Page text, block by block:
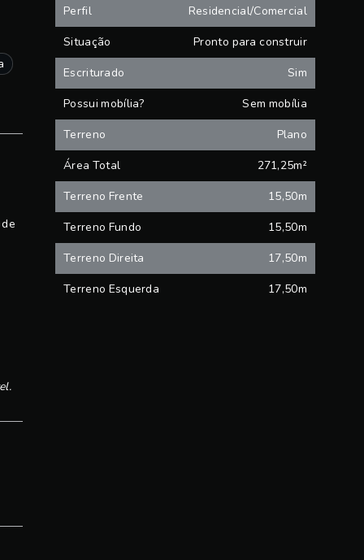
Perfil
Residencial/Comercial
Situação
Pronto para construir
Escriturado
Sim
Possui mobília?
Sem mobília
Terreno
Plano
Área Total
271,25m²
Terreno Frente
15,50m
Terreno Fundo
15,50m
Terreno Direita
17,50m
Terreno Esquerda
17,50m